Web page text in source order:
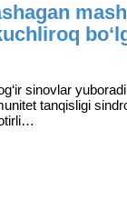
sinovlar
tanqisligi